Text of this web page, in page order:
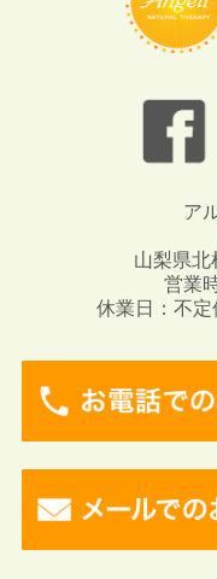
ア
山梨県北
営業
休業日：不定